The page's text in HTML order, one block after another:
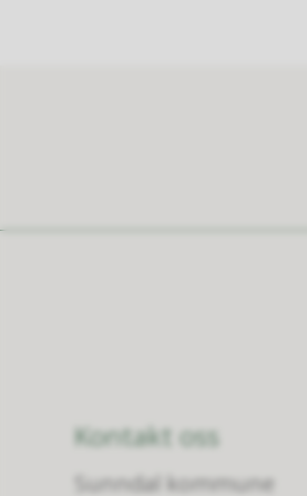
Kontakt oss
Sunndal kommune